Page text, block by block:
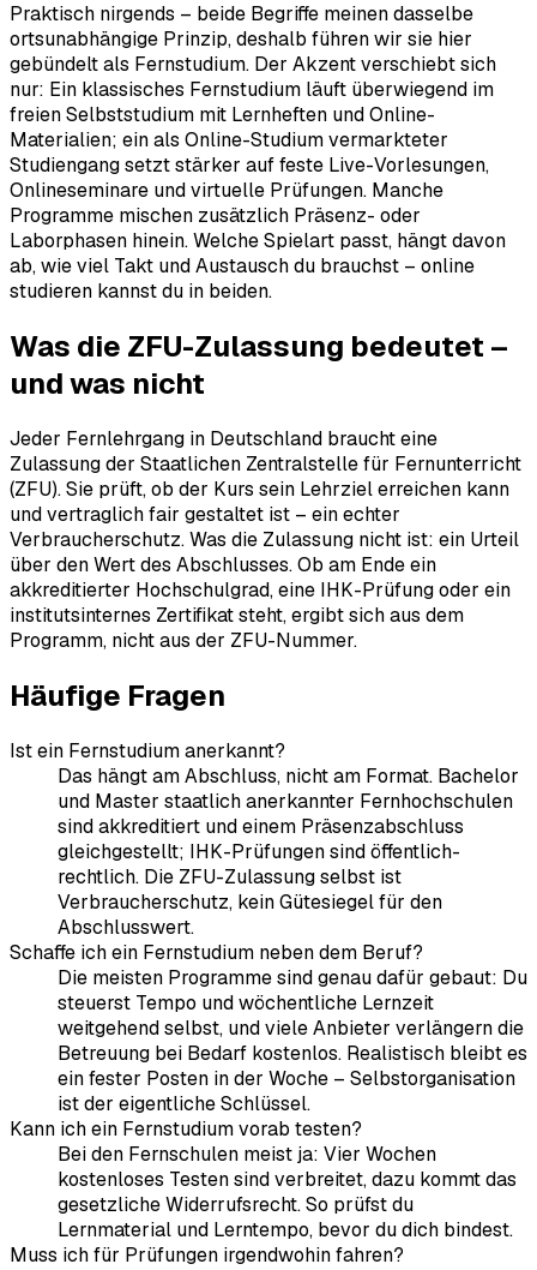
Praktisch nirgends – beide Begriffe meinen dasselbe
ortsunabhängige Prinzip, deshalb führen wir sie hier
gebündelt als Fernstudium. Der Akzent verschiebt sich
nur: Ein klassisches Fernstudium läuft überwiegend im
freien Selbststudium mit Lernheften und Online-
Materialien; ein als Online-Studium vermarkteter
Studiengang setzt stärker auf feste Live-Vorlesungen,
Onlineseminare und virtuelle Prüfungen. Manche
Programme mischen zusätzlich Präsenz- oder
Laborphasen hinein. Welche Spielart passt, hängt davon
ab, wie viel Takt und Austausch du brauchst – online
studieren kannst du in beiden.
Was die ZFU-Zulassung bedeutet –
und was nicht
Jeder Fernlehrgang in Deutschland braucht eine
Zulassung der Staatlichen Zentralstelle für Fernunterricht
(ZFU). Sie prüft, ob der Kurs sein Lehrziel erreichen kann
und vertraglich fair gestaltet ist – ein echter
Verbraucherschutz. Was die Zulassung nicht ist: ein Urteil
über den Wert des Abschlusses. Ob am Ende ein
akkreditierter Hochschulgrad, eine IHK-Prüfung oder ein
institutsinternes Zertifikat steht, ergibt sich aus dem
Programm, nicht aus der ZFU-Nummer.
Häufige Fragen
Ist ein Fernstudium anerkannt?
Das hängt am Abschluss, nicht am Format. Bachelor
und Master staatlich anerkannter Fernhochschulen
sind akkreditiert und einem Präsenzabschluss
gleichgestellt; IHK-Prüfungen sind öffentlich-
rechtlich. Die ZFU-Zulassung selbst ist
Verbraucherschutz, kein Gütesiegel für den
Abschlusswert.
Schaffe ich ein Fernstudium neben dem Beruf?
Die meisten Programme sind genau dafür gebaut: Du
steuerst Tempo und wöchentliche Lernzeit
weitgehend selbst, und viele Anbieter verlängern die
Betreuung bei Bedarf kostenlos. Realistisch bleibt es
ein fester Posten in der Woche – Selbstorganisation
ist der eigentliche Schlüssel.
Kann ich ein Fernstudium vorab testen?
Bei den Fernschulen meist ja: Vier Wochen
kostenloses Testen sind verbreitet, dazu kommt das
gesetzliche Widerrufsrecht. So prüfst du
Lernmaterial und Lerntempo, bevor du dich bindest.
Muss ich für Prüfungen irgendwohin fahren?